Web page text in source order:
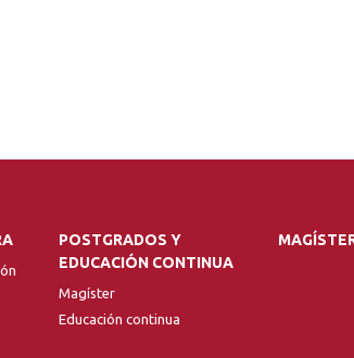
POSTGRADOS Y
EDUCACIÓN CONTINUA
Magíster
Educación continua